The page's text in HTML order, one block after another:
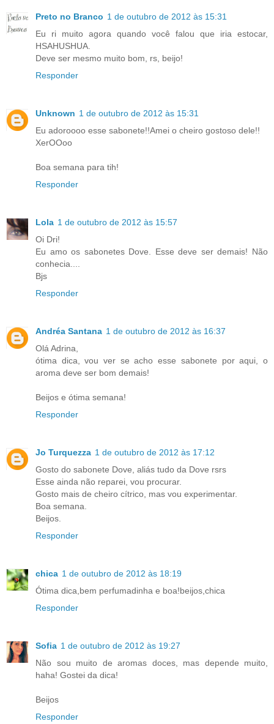
Preto no Branco 1 de outubro de 2012 às 15:31
Eu ri muito agora quando você falou que iria estocar,
HSAHUSHUA.
Deve ser mesmo muito bom, rs, beijo!
Responder
Unknown 1 de outubro de 2012 às 15:31
Eu adoroooo esse sabonete!!Amei o cheiro gostoso dele!!
XerOOoo
Boa semana para tih!
Responder
Lola 1 de outubro de 2012 às 15:57
Oi Dri!
Eu amo os sabonetes Dove. Esse deve ser demais! Não
conhecia....
Bjs
Responder
Andréa Santana 1 de outubro de 2012 às 16:37
Olá Adrina,
ótima dica, vou ver se acho esse sabonete por aqui, o
aroma deve ser bom demais!
Beijos e ótima semana!
Responder
Jo Turquezza 1 de outubro de 2012 às 17:12
Gosto do sabonete Dove, aliás tudo da Dove rsrs
Esse ainda não reparei, vou procurar.
Gosto mais de cheiro cítrico, mas vou experimentar.
Boa semana.
Beijos.
Responder
chica 1 de outubro de 2012 às 18:19
Ótima dica,bem perfumadinha e boa!beijos,chica
Responder
Sofia 1 de outubro de 2012 às 19:27
Não sou muito de aromas doces, mas depende muito,
haha! Gostei da dica!
Beijos
Responder